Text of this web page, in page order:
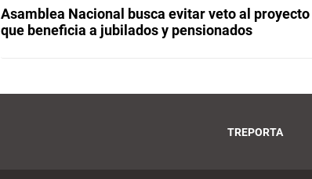
Asamblea Nacional busca evitar veto al proyecto
que beneficia a jubilados y pensionados
TREPORTA